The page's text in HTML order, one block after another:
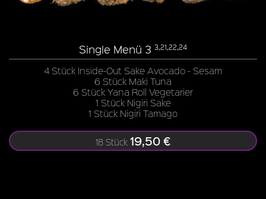
Single Menü 3 3,21,22,24
4 Stück Inside-Out Sake Avocado - Sesam
6 Stück Maki Tuna
6 Stück Yana Roll Vegetarier
1 Stück Nigiri Sake
1 Stück Nigiri Tamago
18 Stück 19,50 €